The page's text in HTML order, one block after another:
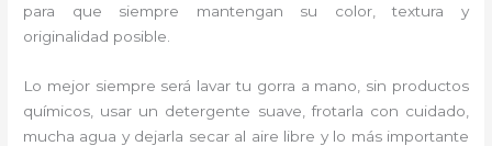
para que siempre mantengan su color, textura y
originalidad posible.
Lo mejor siempre será lavar tu gorra a mano, sin productos
químicos, usar un detergente suave, frotarla con cuidado,
mucha agua y dejarla secar al aire libre y lo más importante